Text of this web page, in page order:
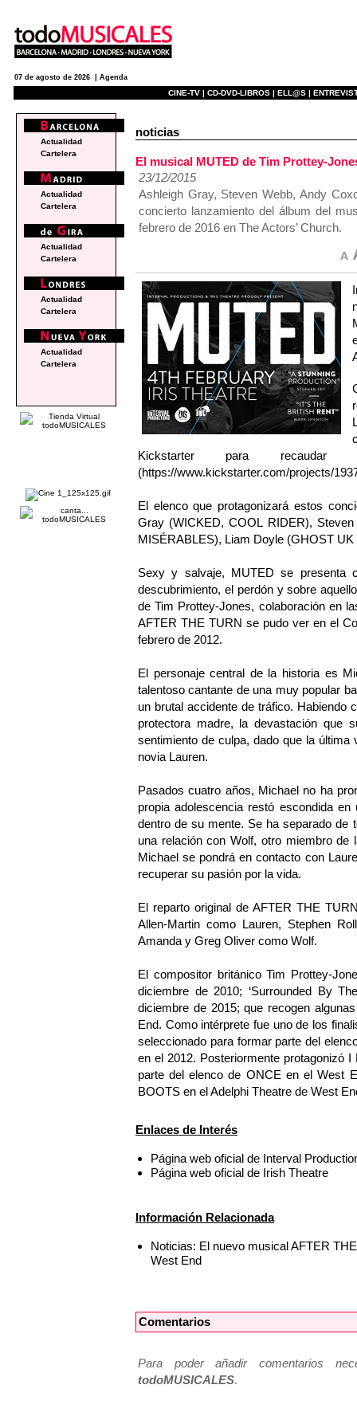
07 de agosto de 2026 | Agenda
CINE-TV | CD-DVD-LIBROS | ELL@S |
noticias
El musical MUTED de Tim Prottey-
23/12/2015
Ashleigh Gray, Steven Webb, Andy
concierto lanzamiento del álbum del
febrero de 2016 en The Actors’ Church.
Kickstarter para
(https://www.kickstarter.com/projects/
El elenco que protagonizará estos
Gray (WICKED, COOL RIDER),
MISÉRABLES), Liam Doyle (GHOST UK
Sexy y salvaje, MUTED se presenta
descubrimiento, el perdón y sobre
de Tim Prottey-Jones, colaboración en
AFTER THE TURN se pudo ver en el
febrero de 2012.
El personaje central de la historia es
talentoso cantante de una muy popular
un brutal accidente de tráfico. Habiendo
protectora madre, la devastación que
sentimiento de culpa, dado que la
novia Lauren.
Pasados cuatro años, Michael no ha
propia adolescencia restó escondida
dentro de su mente. Se ha separado de
una relación con Wolf, otro miembro
Michael se pondrá en contacto con
recuperar su pasión por la vida.
El reparto original de AFTER THE
Allen-Martin como Lauren, Stephen
Amanda y Greg Oliver como Wolf.
El compositor británico Tim Prottey-
diciembre de 2010; ‘Surrounded By
diciembre de 2015; que recogen
End. Como intérprete fue uno de los
seleccionado para formar parte del
en el 2012. Posteriormente protagonizó
parte del elenco de ONCE en el West
BOOTS en el Adelphi Theatre de West
Enlaces de Interés
Página web oficial de Interval
Página web oficial de Irish Theatre
Información Relacionada
Noticias: El nuevo musical AFTER
West End
Comentarios
Para poder añadir comentarios
todoMUSICALES.
Actualidad
Cartelera
Actualidad
Cartelera
Actualidad
Cartelera
Actualidad
Cartelera
Actualidad
Cartelera